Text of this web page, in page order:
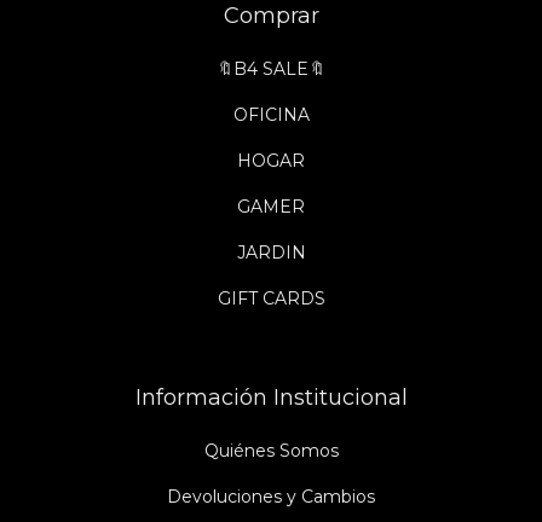
Comprar
🔖B4 SALE🔖
OFICINA
HOGAR
GAMER
JARDIN
GIFT CARDS
Información Institucional
Quiénes Somos
Devoluciones y Cambios